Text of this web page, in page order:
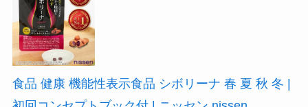
食品 健康 機能性表示食品 シボリーナ 春 夏 秋 冬 |